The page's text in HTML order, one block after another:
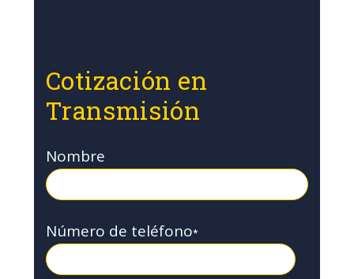
Cotización en
Transmisión
Nombre
Número de teléfono*